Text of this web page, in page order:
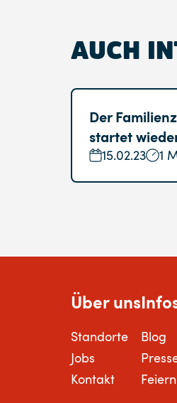
AUCH
Der
startet
15.02.23 1
Über uns
Standorte
Jobs
Kontakt
Blog